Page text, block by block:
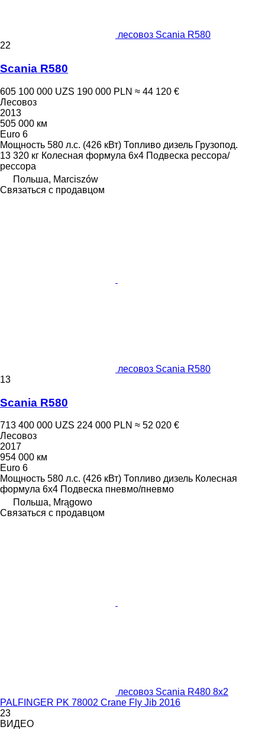
лесовоз Scania R580
22
Scania R580
605 100 000 UZS 190 000 PLN ≈ 44 120 €
Лесовоз
2013
505 000 км
Euro 6
Мощность 580 л.с. (426 кВт) Топливо дизель Грузопод.
13 320 кг Колесная формула 6x4 Подвеска рессора/
рессора
Польша, Marciszów
Связаться с продавцом
лесовоз Scania R580
13
Scania R580
713 400 000 UZS 224 000 PLN ≈ 52 020 €
Лесовоз
2017
954 000 км
Euro 6
Мощность 580 л.с. (426 кВт) Топливо дизель Колесная
формула 6x4 Подвеска пневмо/пневмо
Польша, Mrągowo
Связаться с продавцом
лесовоз Scania R480 8x2
PALFINGER PK 78002 Crane Fly Jib 2016
23
ВИДЕО